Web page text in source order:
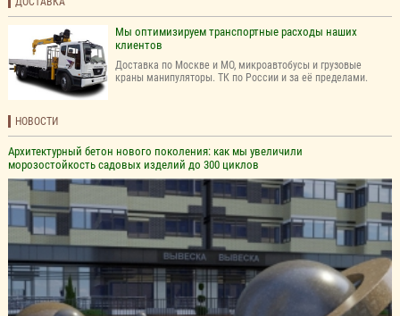
Мы оптимизируем транспортные расходы наших
клиентов
Доставка по Москве и МО, микроавтобусы и грузовые
краны манипуляторы. ТК по России и за её пределами.
НОВОСТИ
Архитектурный бетон нового поколения: как мы увеличили
морозостойкость садовых изделий до 300 циклов